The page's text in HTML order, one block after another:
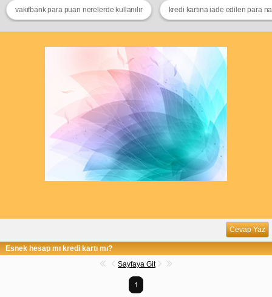
vakıfbank para puan nerelerde kullanılır kredi kartına iade edilen para
Cevap Yaz
Esnek hesap mı kredi kartı mı?
Sayfaya Git
1